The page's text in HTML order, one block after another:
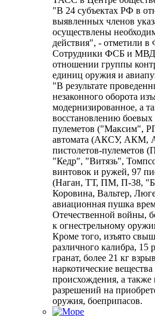
"В 24 субъектах РФ в
выявленных членов
осуществлены
действия", - отметили
Сотрудники ФСБ и МВД
отношении группы
единиц оружия и
"В результате
незаконного оборота
модернизированное, а
восстановлению боевых
пулеметов ("Максим",
автомата (АКСУ, АКМ,
пистолетов-
"Кедр", "Витязь",
винтовок и ружей, 97
(Наган, ТТ, ПМ, П-38,
Коровина, Вальтер,
авиационная пушка
Отечественной войны,
к огнестрельному
Кроме того, изъято
различного калибра, 15
гранат, более 21 кг
наркотические вещества
происхождения, а
разрешений на
оружия, боеприпасов.